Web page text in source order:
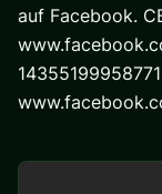
auf Facebook.